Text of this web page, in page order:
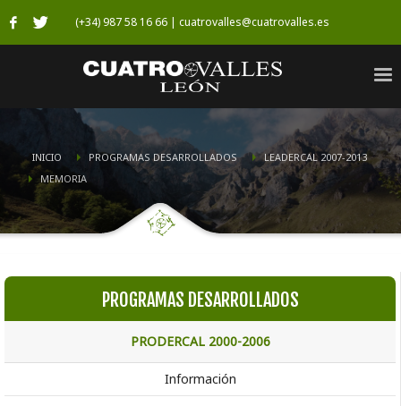
(+34) 987 58 16 66 | cuatrovalles@cuatrovalles.es
INICIO PROGRAMAS DESARROLLADOS
LEADERCAL 2007-2013
MEMORIA
PROGRAMAS DESARROLLADOS
PRODERCAL 2000-2006
Información